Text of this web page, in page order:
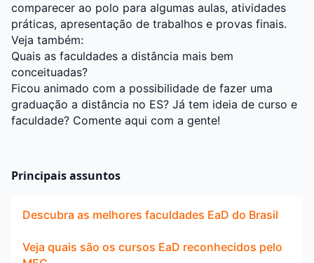
comparecer ao polo para algumas aulas, atividades
práticas, apresentação de trabalhos e provas finais.
Veja também:
Quais as faculdades a distância mais bem
conceituadas?
Ficou animado com a possibilidade de fazer uma
graduação a distância no ES? Já tem ideia de curso e
faculdade? Comente aqui com a gente!
Principais assuntos
Descubra as melhores faculdades EaD do Brasil
Veja quais são os cursos EaD reconhecidos pelo